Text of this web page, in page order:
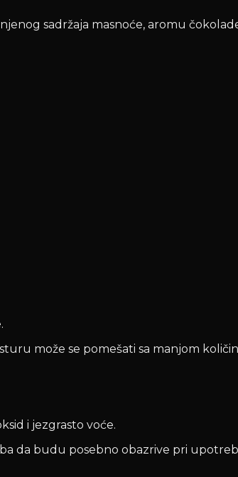
sadržaja masnoće, aromu
može se pomešati sa manjom
i jezgrasto voće.
da budu posebno obazrive pri